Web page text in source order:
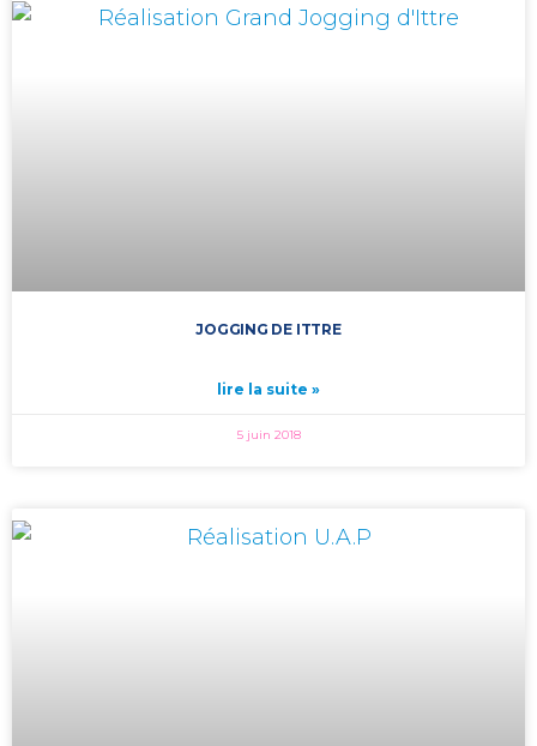
JOGGING DE ITTRE
lire la suite »
5 juin 2018